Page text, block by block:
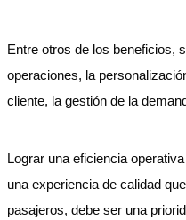
Entre otros de los beneficios,
operaciones, la
cliente, la gestión de la
Lograr una eficiencia
una experiencia de calidad
pasajeros, debe ser una